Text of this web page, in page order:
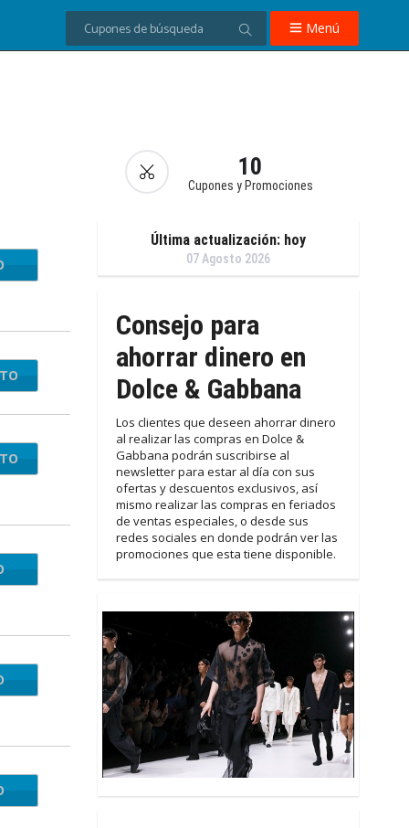
Menú
10
Cupones y Promociones
Última actualización: hoy
07 Agosto 2026
Consejo para
ahorrar dinero en
Dolce & Gabbana
Los clientes que deseen ahorrar dinero
al realizar las compras en Dolce &
Gabbana podrán suscribirse al
newsletter para estar al día con sus
ofertas y descuentos exclusivos, así
mismo realizar las compras en feriados
de ventas especiales, o desde sus
redes sociales en donde podrán ver las
promociones que esta tiene disponible.